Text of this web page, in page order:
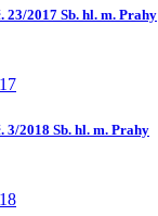
23/2017 Sb. hl. m. Prahy
3/2018 Sb. hl. m. Prahy